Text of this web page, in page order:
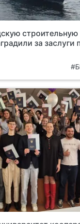
строительную
за заслуги